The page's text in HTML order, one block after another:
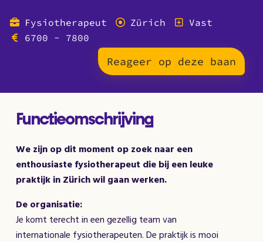
Fysiotherapeut Zürich
Vast
6700 - 7800
Reageer op deze baan
Functieomschrijving
We zijn op dit moment op zoek naar een
enthousiaste fysiotherapeut die bij een leuke
praktijk in Zürich wil gaan werken.
De organisatie:
Je komt terecht in een gezellig team van
internationale fysiotherapeuten. De praktijk is mooi